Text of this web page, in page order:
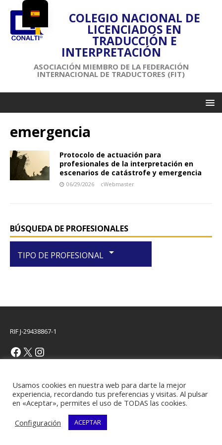
COLEGIO NACIONAL DE
LICENCIADOS EN
TRADUCCIÓN E
INTERPRETACIÓN
ASOCIACIÓN MIEMBRO DE LA FEDERACIÓN
INTERNACIONAL DE TRADUCTORES (FIT)
emergencia
Protocolo de actuación para
profesionales de la interpretación en
escenarios de catástrofe y emergencia
06/29/2026 cWebmaster
BÚSQUEDA DE PROFESIONALES
TIPO DE PROFESIONAL arrow_drop_down
RIF J-29438867-1
Usamos cookies en nuestra web para darte la mejor
experiencia, recordando tus preferencias y visitas. Al pulsar
en «Aceptar», permites el uso de TODAS las cookies.
Configuración
ACEPTAR